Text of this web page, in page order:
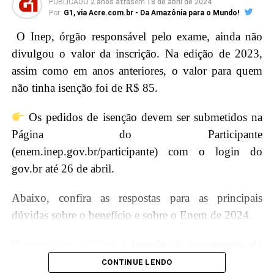
Educação (MEC).
É também necessário que o candidato se enquadre
nos critérios socioeconômicos – incluindo renda
familiar per capita que não exceda um salário-mínimo
para bolsas parciais – e esteja cadastrado no login
Único do governo federal que pode ser feito no
portal gov.br.
preciso: informar endereço de e-mail e número de
telefone válidos; preencher dados cadastrais próprios
de preferência, até duas opções de instituição, local de
oferta, curso, turno, tipo de bolsa e modalidade de
PUBLICADO 2 anos atrásem 18 de abril de 2024
Por: G1, via Acre.com.br - Da Amazônia para o Mundo!
O Inep, órgão responsável pelo exame, ainda não
divulgou o valor da inscrição. Na edição de 2023,
assim como em anos anteriores, o valor para quem
não tinha isenção foi de R$ 85.
Os pedidos de isenção devem ser submetidos na
Página do Participante
(enem.inep.gov.br/participante) com o login do
gov.br até 26 de abril.
Abaixo, confira as respostas para as principais
dúvidas sobre o benefício e sobre o Enem de 2024.
doExame Nacional do Ensino
CONTINUE LENDO